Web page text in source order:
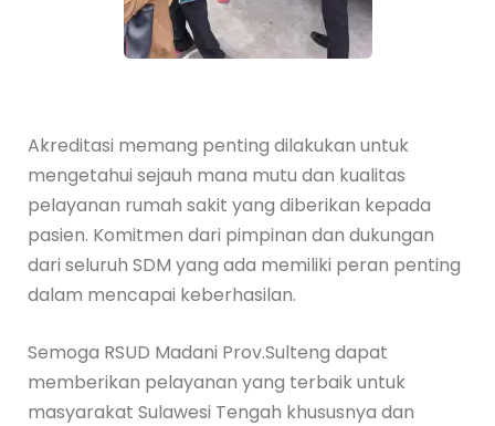
Akreditasi memang penting dilakukan untuk
mengetahui sejauh mana mutu dan kualitas
pelayanan rumah sakit yang diberikan kepada
pasien. Komitmen dari pimpinan dan dukungan
dari seluruh SDM yang ada memiliki peran penting
dalam mencapai keberhasilan.
Semoga RSUD Madani Prov.Sulteng dapat
memberikan pelayanan yang terbaik untuk
masyarakat Sulawesi Tengah khususnya dan